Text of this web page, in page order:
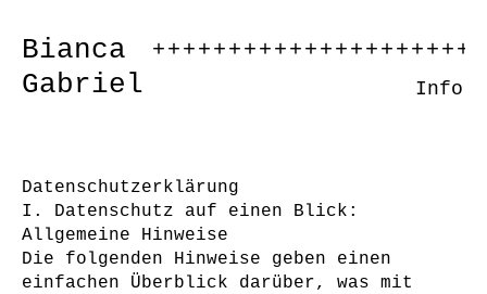
Bianca
Gabriel
Info
Datenschutzerklärung
I. Datenschutz auf einen Blick:
Allgemeine Hinweise
Die folgenden Hinweise geben einen
einfachen Überblick darüber, was mit